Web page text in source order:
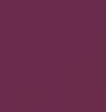
le résultat sera ajouté
manière, vous
une sortie vers une
"rediriger stderr vers